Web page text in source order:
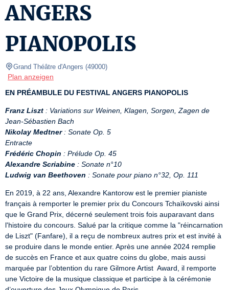
ANGERS
PIANOPOLIS
Grand Théâtre d'Angers (49000)
Plan anzeigen
EN PRÉAMBULE DU FESTIVAL ANGERS PIANOPOLIS
Franz Liszt : Variations sur Weinen, Klagen, Sorgen, Zagen de
Jean-Sébastien Bach
Nikolay Medtner : Sonate Op. 5
Entracte
Frédéric Chopin : Prélude Op. 45
Alexandre Scriabine : Sonate n°10
Ludwig van Beethoven : Sonate pour piano n°32, Op. 111
En 2019, à 22 ans, Alexandre Kantorow est le premier pianiste
français à remporter le premier prix du Concours Tchaïkovski ainsi
que le Grand Prix, décerné seulement trois fois auparavant dans
l'histoire du concours. Salué par la critique comme la "réincarnation
de Liszt" (Fanfare), il a reçu de nombreux autres prix et est invité à
se produire dans le monde entier. Après une année 2024 remplie
de succès en France et aux quatre coins du globe, mais aussi
marquée par l’obtention du rare Gilmore Artist  Award, il remporte
une Victoire de la musique classique et participe à la cérémonie